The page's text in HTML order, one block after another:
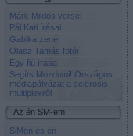
Márk Miklós versei
Pál Kati írásai
Gabika zenéi
Olasz Tamás fotói
Egy fiú írása
Segíts Mozdulni! Országos
médiapályázat a sclerosis
multiplexről
Az én SM-em
SiMon és én